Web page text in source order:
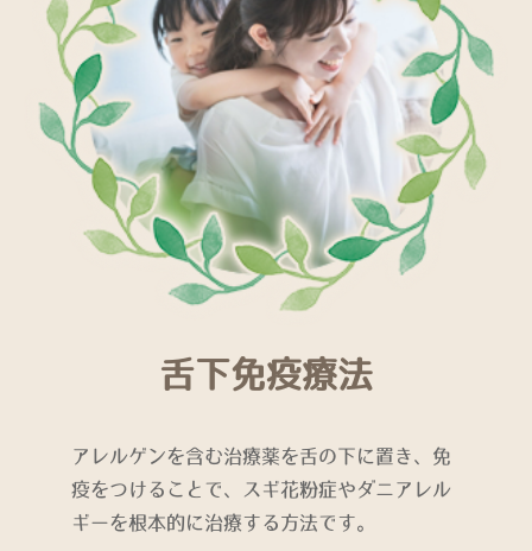
舌下免疫療法
アレルゲンを含む治療薬を舌の下に置き、免
疫をつけることで、スギ花粉症やダニアレル
ギーを根本的に治療する方法です。